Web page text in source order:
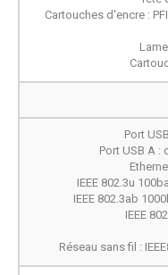
Cartouches d'encre :
Port
Port USB A :
IEEE 802.3u
IEEE 802.3ab
IEEE
Réseau sans fil :